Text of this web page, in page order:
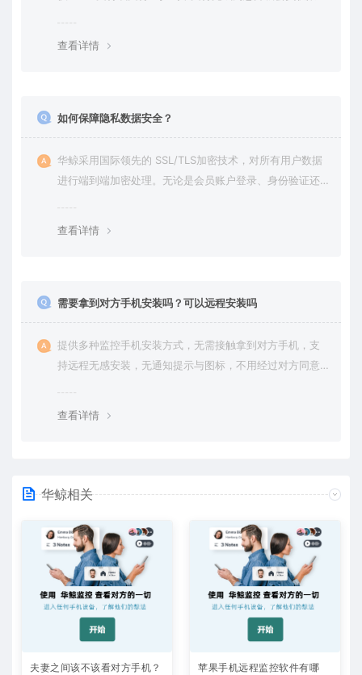
查看详情
如何保障隐私数据安全？
华鲸采用国际领先的 SSL/TLS加密技术，对所有用户数据
进行端到端加密处理。无论是会员账户登录、身份验证还
查看详情
需要拿到对方手机安装吗？可以远程安装吗
提供多种监控手机安装方式，无需接触拿到对方手机，支
持远程无感安装，无通知提示与图标，不用经过对方同意
查看详情
华鲸相关
夫妻之间该不该看对方手机？
苹果手机远程监控软件有哪